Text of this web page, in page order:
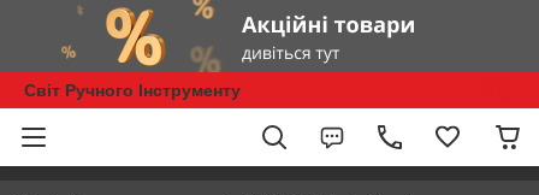
Світ Ручного Інструменту